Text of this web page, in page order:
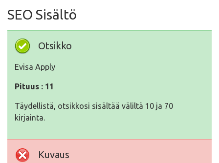
SEO Sisältö
Otsikko
Evisa Apply
Pituus : 11
Täydellistä, otsikkosi sisältää väliltä 10 ja 70
kirjainta.
Kuvaus